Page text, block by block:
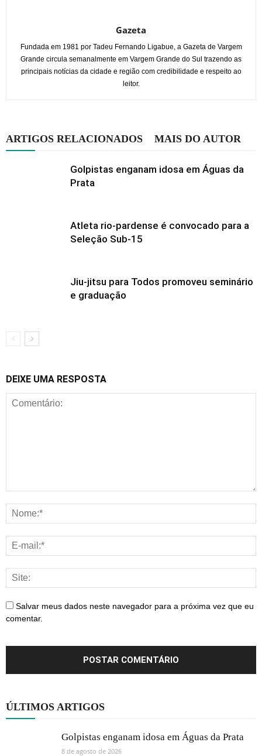
Gazeta
Fundada em 1981 por Tadeu Fernando Ligabue, a Gazeta de Vargem
Grande circula semanalmente em Vargem Grande do Sul trazendo as
principais notícias da cidade e região com credibilidade e respeito ao
leitor.
ARTIGOS RELACIONADOS MAIS DO AUTOR
Golpistas enganam idosa em Águas da
Prata
Atleta rio-pardense é convocado para a
Seleção Sub-15
Jiu-jitsu para Todos promoveu seminário
e graduação
DEIXE UMA RESPOSTA
Salvar meus dados neste navegador para a próxima vez que eu
comentar.
ÚLTIMOS ARTIGOS
Golpistas enganam idosa em Águas da Prata
8 de agosto de 2026